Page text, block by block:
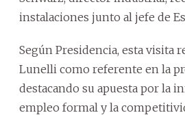
instalaciones junto al jefe de
Según Presidencia, esta visita
Lunelli como referente en la
destacando su apuesta por la
empleo formal y la